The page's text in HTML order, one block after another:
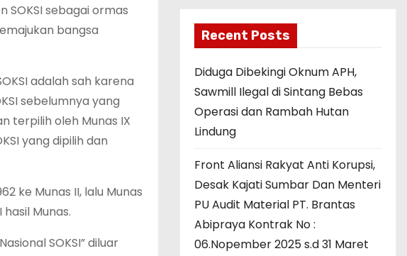
sebagai ormas
bangsa
adalah sah karena
sebelumnya yang
terpilih oleh Munas IX
yang dipilih dan
ke Munas II, lalu Munas
Munas.
SOKSI” diluar
Recent Posts
Diduga Dibekingi Oknum APH,
Sawmill Ilegal di Sintang Bebas
Operasi dan Rambah Hutan
Lindung
Front Aliansi Rakyat Anti Korupsi,
Desak Kajati Sumbar Dan Menteri
PU Audit Material PT. Brantas
Abipraya Kontrak No :
06.Nopember 2025 s.d 31 Maret